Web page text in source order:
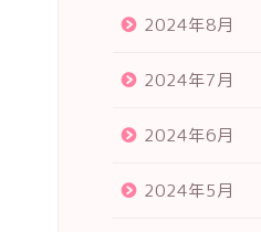
2024年8月
2024年7月
2024年6月
2024年5月